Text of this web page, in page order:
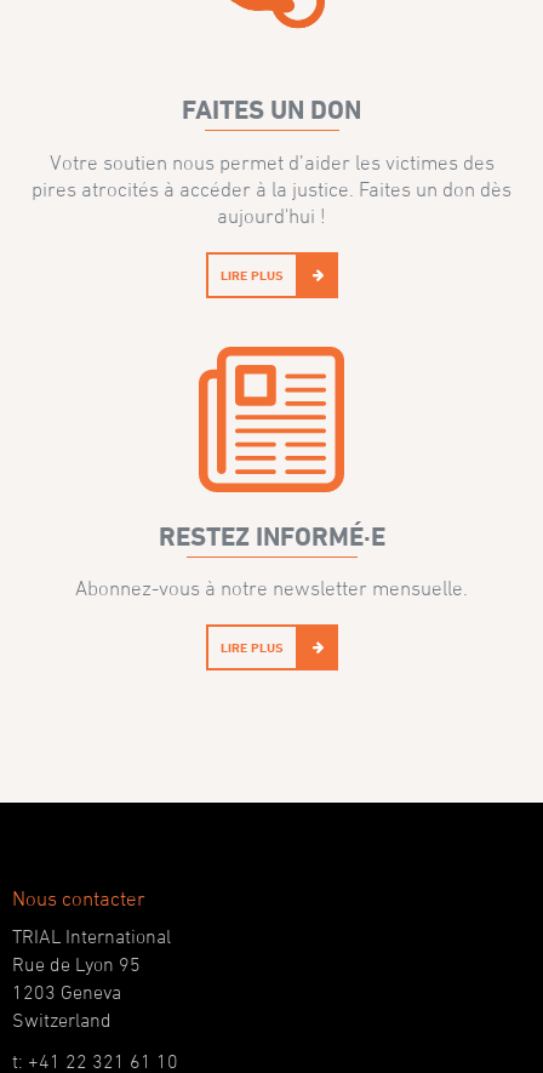
FAITES UN DON
Votre soutien nous permet d’aider les victimes des
pires atrocités à accéder à la justice. Faites un don dès
aujourd'hui !
LIRE PLUS
RESTEZ INFORMÉ·E
Abonnez-vous à notre newsletter mensuelle.
LIRE PLUS
Nous contacter
TRIAL International
Rue de Lyon 95
1203 Geneva
Switzerland
t: +41 22 321 61 10